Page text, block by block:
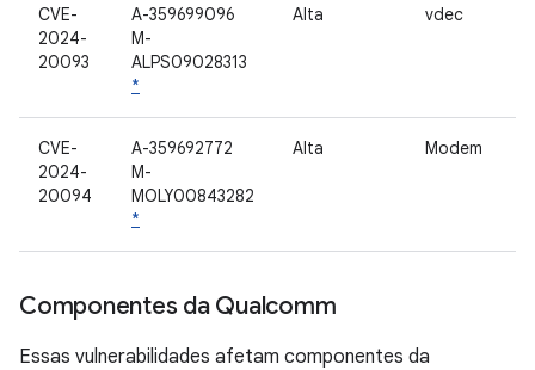
CVE-
2024-
20093
A-359699096
M-
ALPS09028313
*
Alta vdec
CVE-
2024-
20094
A-359692772
M-
MOLY00843282
*
Alta Modem
Componentes da Qualcomm
Essas vulnerabilidades afetam componentes da